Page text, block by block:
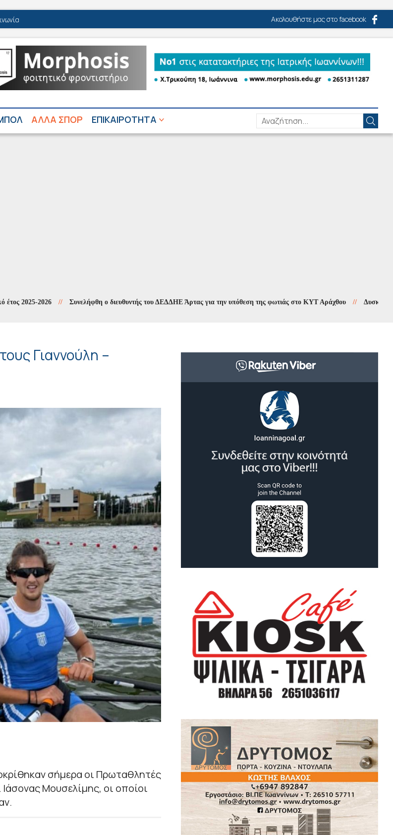
Ακολουθήστε μας στο facebook
ΑΛΛΑ ΣΠΟΡ ΕΠΙΚΑΙΡΟΤΗΤΑ
2026 // Συνελήφθη ο διευθυντής του ΔΕΔΔΗΕ Άρτας για την υπόθεση της φωτιάς στο ΚΥΤ Αράχθου // Δυσκολεύει η
Γιαννούλη –
σήμερα οι Πρωταθλητές
Μουσελίμης, οι οποίοι